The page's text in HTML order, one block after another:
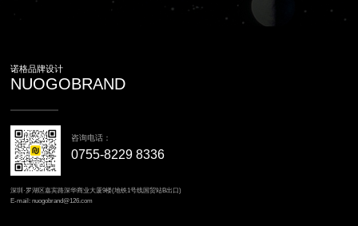
诺格品牌设计
NUOGOBRAND
咨询电话：
0755-8229 8336
深圳·罗湖区嘉宾路深华商业大厦9楼(地铁1号线国贸站B出口)
E-mail: nuogobrand@126.com